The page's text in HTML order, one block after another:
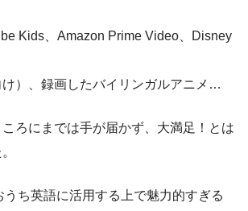
Kids、Amazon Prime Video、Disney
け）、録画したバイリンガルアニメ…
ろにまでは手が届かず、大満足！とは
うち英語に活用する上で魅力的すぎる